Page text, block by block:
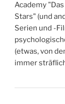
Academy
Stars" (und
Serien und -
(etwas, von
immer